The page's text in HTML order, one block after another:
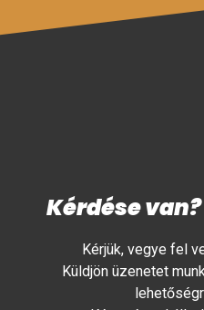
Kérdése
Kérjük, vegye fel
Küldjön üzenetet